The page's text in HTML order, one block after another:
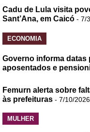
Cadu de Lula visita
Sant’Ana, em Caicó - 7/
ECONOMIA
Governo informa datas
aposentados e
Femurn alerta sobre
às prefeituras - 7/10/2026
MULHER